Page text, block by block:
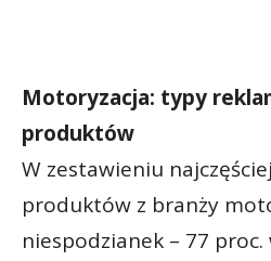
Motoryzacja: typy
produktów
W zestawieniu
produktów z branży
niespodzianek – 77